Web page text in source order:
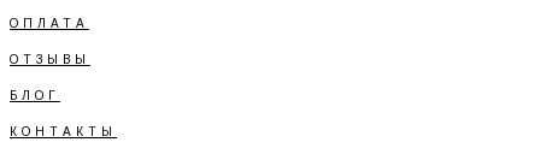
ОПЛАТА
ОТЗЫВЫ
БЛОГ
КОНТАКТЫ